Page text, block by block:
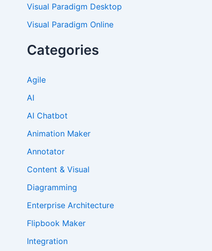
Visual Paradigm Desktop
Visual Paradigm Online
Categories
Agile
AI
AI Chatbot
Animation Maker
Annotator
Content & Visual
Diagramming
Enterprise Architecture
Flipbook Maker
Integration